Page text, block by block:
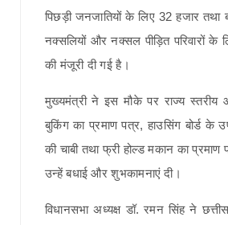
पिछड़ी जनजातियों के लिए 32 हजार तथा
नक्सलियों और नक्सल पीड़ित परिवारों के
की मंजूरी दी गई है।
मुख्यमंत्री ने इस मौके पर राज्य
बुकिंग का प्रमाण पत्र, हाउसिंग बोर्ड के
की चाबी तथा फ्री होल्ड मकान का
उन्हें बधाई और शुभकामनाएं दी।
विधानसभा अध्यक्ष डॉ. रमन सिंह ने